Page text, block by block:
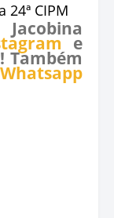
CIPM
e
Também
Whatsapp